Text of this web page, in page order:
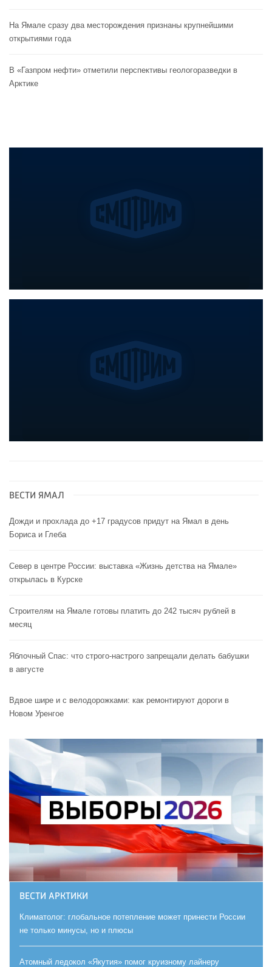
На Ямале сразу два месторождения признаны крупнейшими
открытиями года
В «Газпром нефти» отметили перспективы геологоразведки в
Арктике
ВЕСТИ ЯМАЛ
Дожди и прохлада до +17 градусов придут на Ямал в день
Бориса и Глеба
Север в центре России: выставка «Жизнь детства на Ямале»
открылась в Курске
Строителям на Ямале готовы платить до 242 тысяч рублей в
месяц
Яблочный Спас: что строго-настрого запрещали делать бабушки
в августе
Вдвое шире и с велодорожками: как ремонтируют дороги в
Новом Уренгое
ВЕСТИ АРКТИКИ
Климатолог: глобальное потепление может принести России
не только минусы, но и плюсы
Атомный ледокол «Якутия» помог круизному лайнеру